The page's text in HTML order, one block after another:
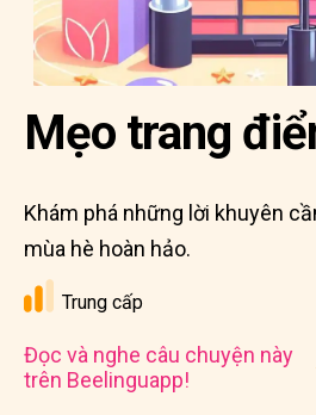
Mẹo trang
Khám phá những lời khuyên
mùa hè hoàn hảo.
Trung cấp
Đọc và nghe câu chuyện này
trên Beelinguapp!